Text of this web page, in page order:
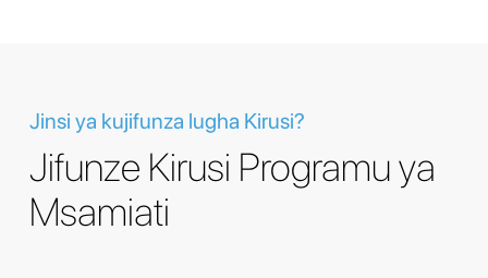
Jinsi ya kujifunza lugha Kirusi?
Jifunze Kirusi Programu ya
Msamiati